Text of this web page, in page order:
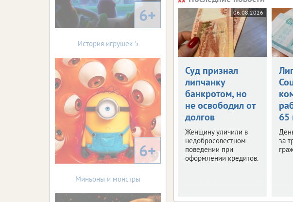
06.08.2026
Суд признал
липчанку
банкротом, но
не освободил от
долгов
Женщину уличили в
недобросовестном
поведении при
оформлении кредитов.
65
за
6+
История игрушек 5
6+
Миньоны и монстры